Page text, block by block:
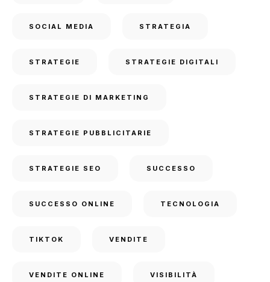
SOCIAL MEDIA STRATEGIA
STRATEGIE STRATEGIE DIGITALI
STRATEGIE DI MARKETING
STRATEGIE PUBBLICITARIE
STRATEGIE SEO SUCCESSO
SUCCESSO ONLINE TECNOLOGIA
TIKTOK VENDITE
VENDITE ONLINE VISIBILITÀ